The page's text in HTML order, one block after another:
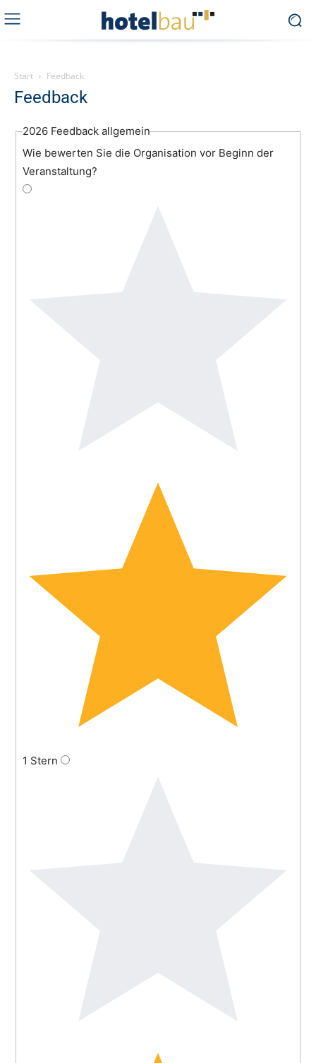
Start Feedback
Feedback
2026 Feedback allgemein
Wie bewerten Sie die Organisation vor Beginn der
Veranstaltung?
1 Stern